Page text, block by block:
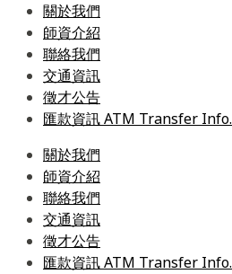
關於我們
師資介紹
聯絡我們
交通資訊
徵才公告
匯款資訊 ATM Transfer Info.
關於我們
師資介紹
聯絡我們
交通資訊
徵才公告
匯款資訊 ATM Transfer Info.